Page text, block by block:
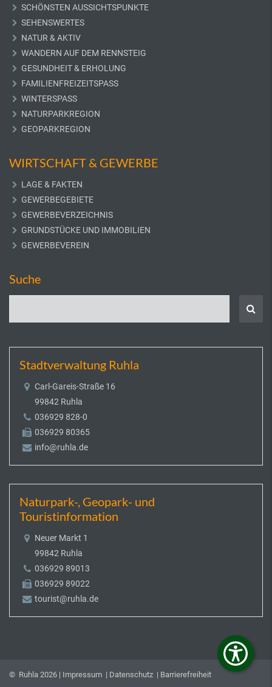
SCHÖNSTEN AUSSICHTSPUNKTE
SEHENSWERTES
NATUR & AKTIV
WANDERN AUF DEM RENNSTEIG
GESUNDHEIT & ERHOLUNG
FAMILIENFREIZEITSPASS
WINTERSPASS
NATURPARKREGION
GEOPARKREGION
WIRTSCHAFT & GEWERBE
LAGE & FAKTEN
GEWERBEGEBIETE
GEWERBEVERZEICHNIS
GRUNDSTÜCKE UND IMMOBILIEN
GEWERBEVEREIN
Suche
Stadtverwaltung Ruhla
Carl-Gareis-Straße 16
99842 Ruhla
036929 828-0
036929 80365
info@ruhla.de
Naturpark-, Geopark- und
Touristinformation
Neuer Markt 1
99842 Ruhla
036929 89013
036929 89022
tourist@ruhla.de
© Ruhla 2026 | Impressum | Datenschutz | Barrierefreiheit